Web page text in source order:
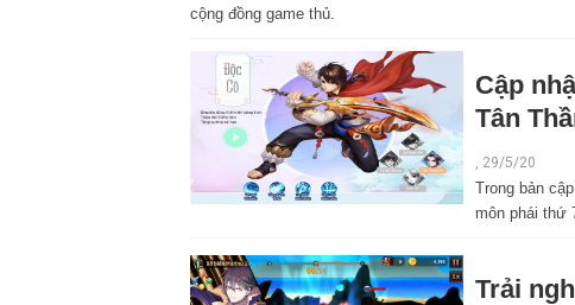
cộng đồng game thủ.
Cập
Tân
, 29/5/20
Trong bản
môn phái thứ
Trải